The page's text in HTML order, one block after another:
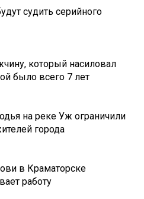
судить серийного
который насиловал
было всего 7 лет
на реке Уж ограничили
города
в Краматорске
работу